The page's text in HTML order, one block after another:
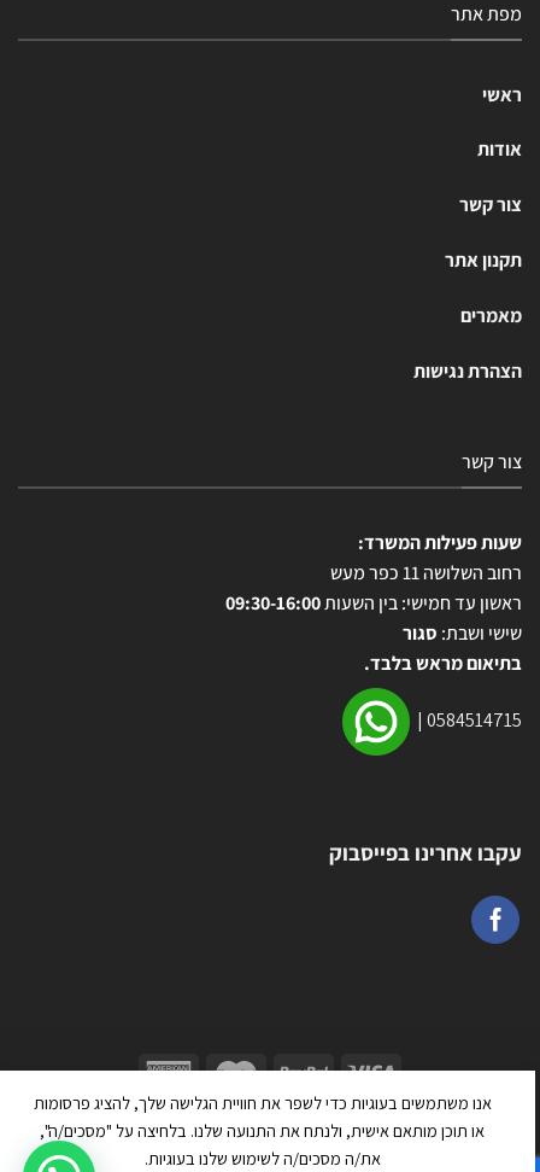
מפת אתר
ראשי
אודות
צור קשר
תקנון אתר
מאמרים
הצהרת נגישות
צור קשר
שעות פעילות המשרד:
רחוב השלושה 11 כפר מעש
ראשון עד חמישי: בין השעות09:30-16:00
שישי ושבת: סגור
בתיאום מראש בלבד.
0584514715
|
עקבו אחרינו בפייסבוק
כל הזכויות שמורות 2026 © טרמפולינה יבוא ושיווק בע״מ| מנוהל על ידי
WEmanage - ניהול אתרים
אנו משתמשים בעוגיות כדי לשפר את חוויית הגלישה שלך, להציג פרסומות
או תוכן מותאם אישית, ולנתח את התנועה שלנו. בלחיצה על "מסכים/ה",
את/ה מסכים/ה לשימוש שלנו בעוגיות.